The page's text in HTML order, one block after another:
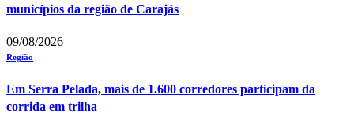
municípios da região de Carajás
09/08/2026
Região
Em Serra Pelada, mais de 1.600 corredores participam da
corrida em trilha